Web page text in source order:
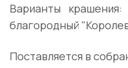
Варианты
благородный
Поставляется в